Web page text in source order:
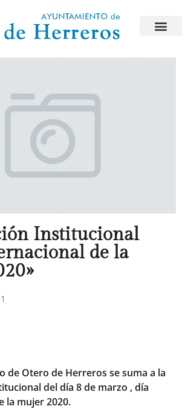
Institucional
de la
de Otero de Herreros se suma a la
del día 8 de marzo , día
la mujer 2020.